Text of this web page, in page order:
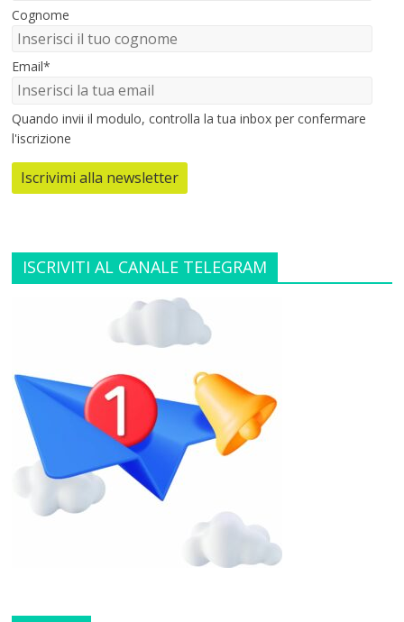
Cognome
Email*
Quando invii il modulo, controlla la tua inbox per confermare
l'iscrizione
Iscrivimi alla newsletter
ISCRIVITI AL CANALE TELEGRAM